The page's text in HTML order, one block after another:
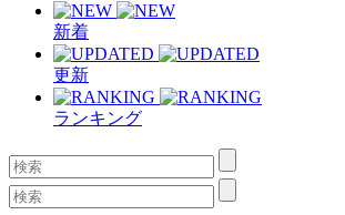
新着
更新
ランキング